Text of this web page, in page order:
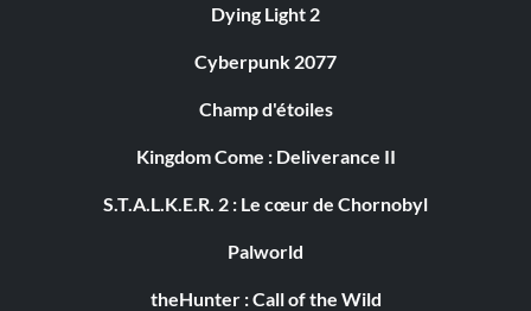
Dying Light 2
Cyberpunk 2077
Champ d'étoiles
Kingdom Come : Deliverance II
S.T.A.L.K.E.R. 2 : Le cœur de Chornobyl
Palworld
theHunter : Call of the Wild